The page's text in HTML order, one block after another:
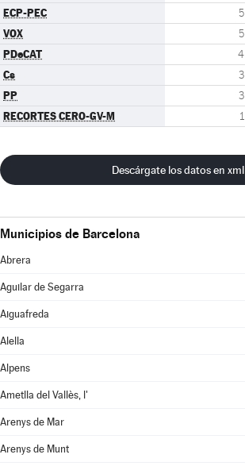
ECP-PEC 5
VOX 5
PDeCAT 4
Cs 3
PP 3
RECORTES CERO-GV-M 1
Descárgate los datos en xml
Municipios de Barcelona
Abrera
Aguilar de Segarra
Aiguafreda
Alella
Alpens
Ametlla del Vallès, l'
Arenys de Mar
Arenys de Munt